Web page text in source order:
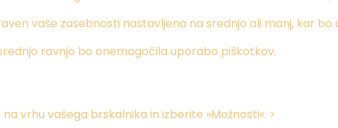
vaše zasebnosti nastavljena na srednjo ali manj, kar
ravnjo bo onemogočila uporabo piškotkov.
na vrhu vašega brskalnika in izberite »Možnosti«. >